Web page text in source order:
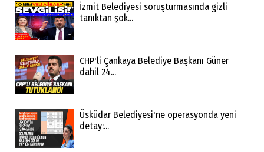
İzmit Belediyesi soruşturmasında gizli
tanıktan şok...
CHP'li Çankaya Belediye Başkanı Güner
dahil 24...
Üsküdar Belediyesi'ne operasyonda yeni
detay:...